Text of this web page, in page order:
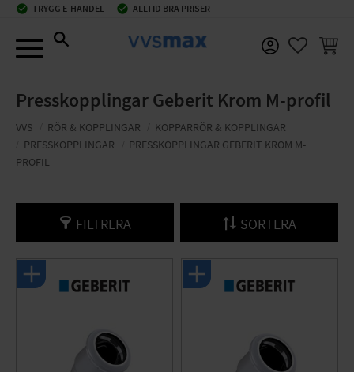
check_circle TRYGG E-HANDEL check_circle ALLTID BRA PRISER
Presskopplingar Geberit Krom M-profil
VVS RÖR & KOPPLINGAR
KOPPARRÖR & KOPPLINGAR
PRESSKOPPLINGAR
PRESSKOPPLINGAR GEBERIT KROM M-
PROFIL
FILTRERA SORTERA